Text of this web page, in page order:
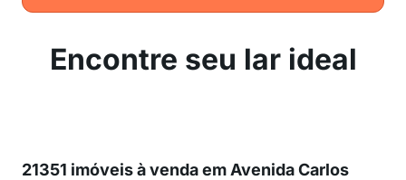
Encontre seu lar ideal
21351 imóveis à venda em Avenida Carlos